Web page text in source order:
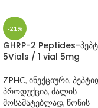
-21%
GHRP-2 Peptides-
5Vials / 1 vial 5mg
ZPHC, ინექციური,
პროდუქცია, ძალის
მოსამატებლად, წონის